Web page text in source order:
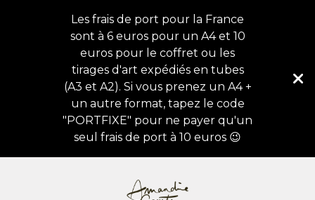
Les frais de port pour la France
sont à 6 euros pour un A4 et 10
euros pour le coffret ou les
tirages d'art expédiés en tubes
(A3 et A2). Si vous prenez un A4 +
un autre format, tapez le code
"PORTFIXE" pour ne payer qu'un
seul frais de port à 10 euros 😉